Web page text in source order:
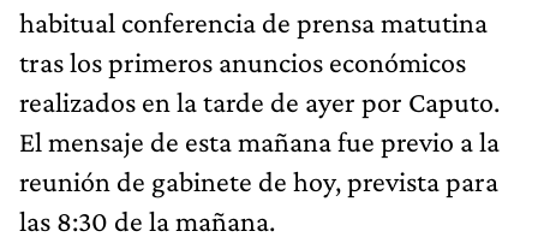
habitual conferencia de prensa matutina
tras los primeros anuncios económicos
realizados en la tarde de ayer por Caputo.
El mensaje de esta mañana fue previo a la
reunión de gabinete de hoy, prevista para
las 8:30 de la mañana.